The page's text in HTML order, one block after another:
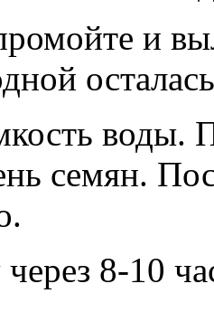
и
воды.
семян.
8-10